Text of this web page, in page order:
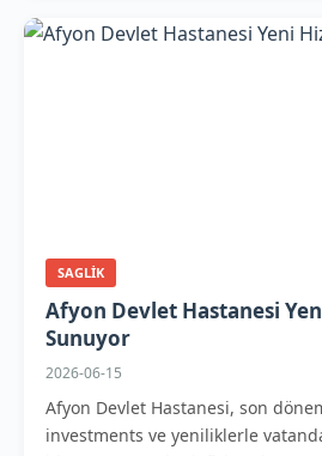
SAGLIK
Afyon Devlet Hastanesi
Sunuyor
2026-06-15
Afyon Devlet Hastanesi, son
investments ve yeniliklerle